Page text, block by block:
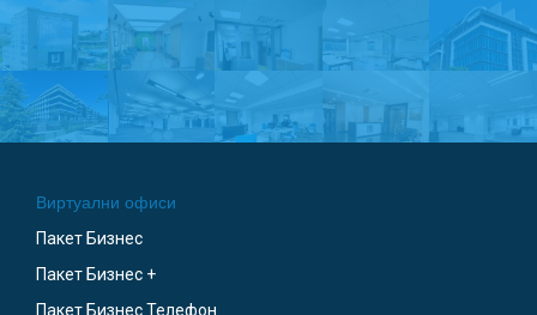
Виртуални офиси
Пакет Бизнес
Пакет Бизнес +
Пакет Бизнес Телефон